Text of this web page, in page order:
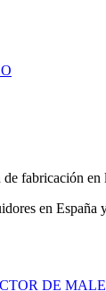
de fabricación
en España